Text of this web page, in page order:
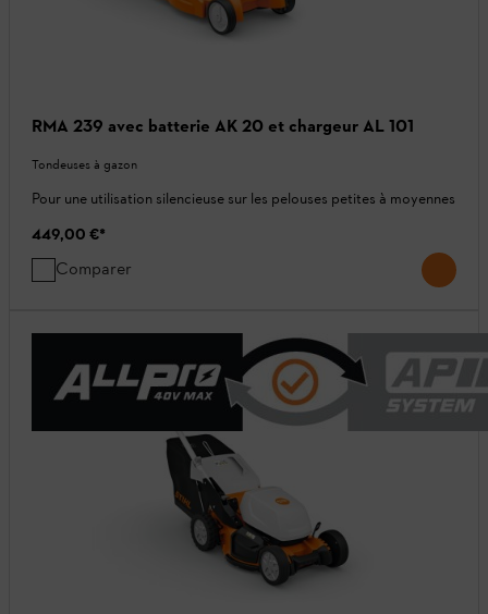
RMA 239 avec batterie AK 20 et chargeur AL 101
Tondeuses à gazon
Pour une utilisation silencieuse sur les pelouses petites à moyennes
449,00 €*
Comparer